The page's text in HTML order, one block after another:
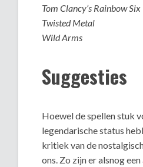
Tom Clancy’s Rainbow Six
Twisted Metal
Wild Arms
Suggesties
Hoewel de spellen stuk
legendarische status
kritiek van de
ons. Zo zijn er alsnog